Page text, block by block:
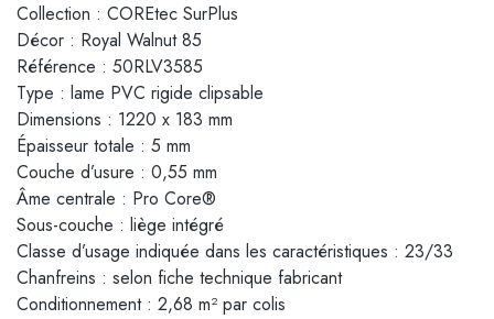
Collection : COREtec SurPlus
Décor : Royal Walnut 85
Référence : 50RLV3585
Type : lame PVC rigide clipsable
Dimensions : 1220 x 183 mm
Épaisseur totale : 5 mm
Couche d’usure : 0,55 mm
Âme centrale : Pro Core®
Sous-couche : liège intégré
Classe d’usage indiquée dans les caractéristiques : 23/33
Chanfreins : selon fiche technique fabricant
Conditionnement : 2,68 m² par colis